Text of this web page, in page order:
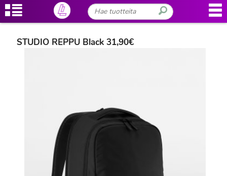
STUDIO REPPU Black 31,90€